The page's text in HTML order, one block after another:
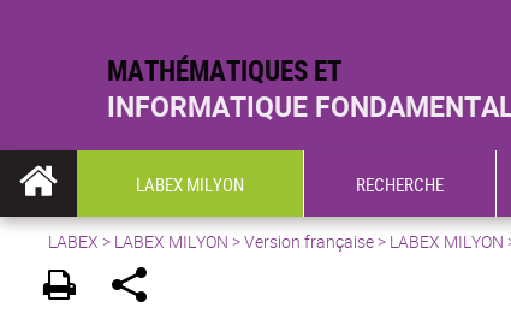
MATHÉMATIQUES ET
INFORMATIQUE
LABEX MILYON RECHERCHE
LABEX > LABEX MILYON >Version française> LABEX